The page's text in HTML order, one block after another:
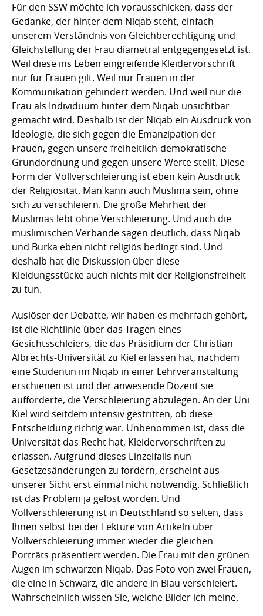
Für den SSW möchte ich vorausschicken, dass der
Gedanke, der hinter dem Niqab steht, einfach
unserem Verständnis von Gleichberechtigung und
Gleichstellung der Frau diametral entgegengesetzt ist.
Weil diese ins Leben eingreifende Kleidervorschrift
nur für Frauen gilt. Weil nur Frauen in der
Kommunikation gehindert werden. Und weil nur die
Frau als Individuum hinter dem Niqab unsichtbar
gemacht wird. Deshalb ist der Niqab ein Ausdruck von
Ideologie, die sich gegen die Emanzipation der
Frauen, gegen unsere freiheitlich-demokratische
Grundordnung und gegen unsere Werte stellt. Diese
Form der Vollverschleierung ist eben kein Ausdruck
der Religiosität. Man kann auch Muslima sein, ohne
sich zu verschleiern. Die große Mehrheit der
Muslimas lebt ohne Verschleierung. Und auch die
muslimischen Verbände sagen deutlich, dass Niqab
und Burka eben nicht religiös bedingt sind. Und
deshalb hat die Diskussion über diese
Kleidungsstücke auch nichts mit der Religionsfreiheit
zu tun.
Auslöser der Debatte, wir haben es mehrfach gehört,
ist die Richtlinie über das Tragen eines
Gesichtsschleiers, die das Präsidium der Christian-
Albrechts-Universität zu Kiel erlassen hat, nachdem
eine Studentin im Niqab in einer Lehrveranstaltung
erschienen ist und der anwesende Dozent sie
aufforderte, die Verschleierung abzulegen. An der Uni
Kiel wird seitdem intensiv gestritten, ob diese
Entscheidung richtig war. Unbenommen ist, dass die
Universität das Recht hat, Kleidervorschriften zu
erlassen. Aufgrund dieses Einzelfalls nun
Gesetzesänderungen zu fordern, erscheint aus
unserer Sicht erst einmal nicht notwendig. Schließlich
ist das Problem ja gelöst worden. Und
Vollverschleierung ist in Deutschland so selten, dass
Ihnen selbst bei der Lektüre von Artikeln über
Vollverschleierung immer wieder die gleichen
Porträts präsentiert werden. Die Frau mit den grünen
Augen im schwarzen Niqab. Das Foto von zwei Frauen,
die eine in Schwarz, die andere in Blau verschleiert.
Wahrscheinlich wissen Sie, welche Bilder ich meine.